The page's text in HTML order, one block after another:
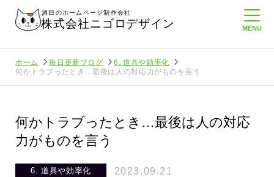
酒田のホームページ制作会社
株式会社ニゴロデザイン
ホーム 毎日更新ブログ
6. 道具や効率化
何かトラブったとき…最後は人の対応力がものを言う
何かトラブったとき…最後は人の対応
力がものを言う
6. 道具や効率化 2023.09.21